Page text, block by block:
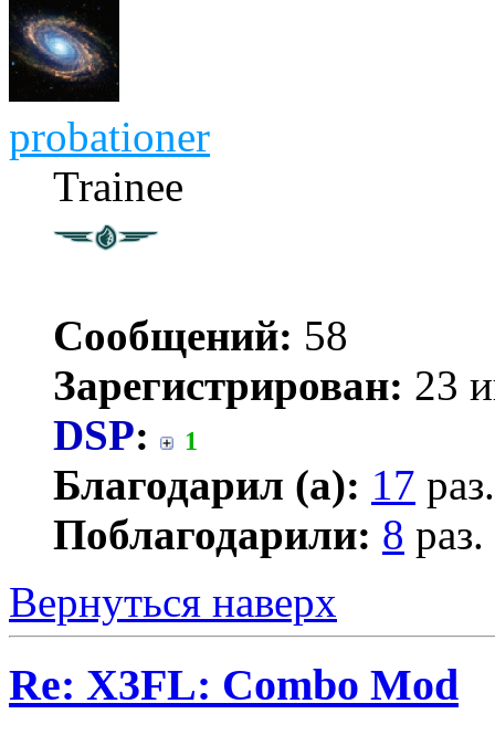
probationer
Trainee
Сообщений: 58
Зарегистрирован: 23
DSP: 1
Благодарил (а): 17 раз.
Поблагодарили: 8 раз.
Вернуться наверх
Re: X3FL: Combo Mod